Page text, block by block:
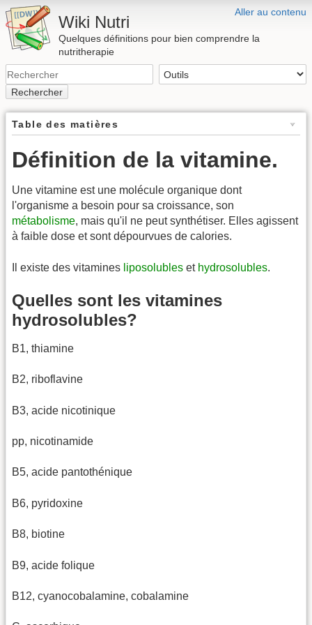
Aller au contenu
Wiki Nutri
Quelques définitions pour bien comprendre la
nutritherapie
Rechercher
Table des matières
Définition de la vitamine.
Une vitamine est une molécule organique dont
l'organisme a besoin pour sa croissance, son
métabolisme, mais qu'il ne peut synthétiser. Elles agissent
à faible dose et sont dépourvues de calories.
Il existe des vitamines liposolubles et hydrosolubles.
Quelles sont les vitamines
hydrosolubles?
B1, thiamine
B2, riboflavine
B3, acide nicotinique
pp, nicotinamide
B5, acide pantothénique
B6, pyridoxine
B8, biotine
B9, acide folique
B12, cyanocobalamine, cobalamine